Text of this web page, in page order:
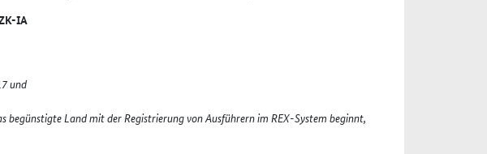
IA
und
begünstigte Land mit der Registrierung von Ausführern im REX-System beginnt,